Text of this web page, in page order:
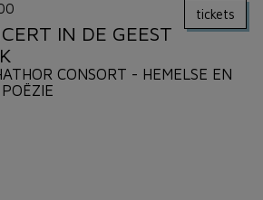
tickets
IN DE GEEST
CONSORT - HEMELSE EN